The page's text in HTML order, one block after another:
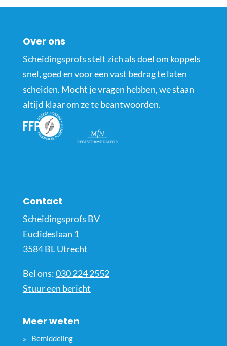
Over ons
Scheidingsprofs stelt zich als doel om koppels
snel, goed en voor een vast bedrag te laten
scheiden. Mocht je vragen hebben, we staan
altijd klaar om ze te beantwoorden.
Contact
Scheidingsprofs BV
Euclideslaan 1
3584 BL Utrecht
Bel ons:030 224 2552
Stuur een bericht
Meer weten
Bemiddeling